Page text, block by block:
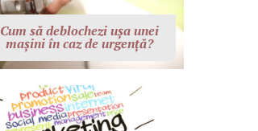
Cum să deblochezi ușa unei
mașini în caz de urgență?